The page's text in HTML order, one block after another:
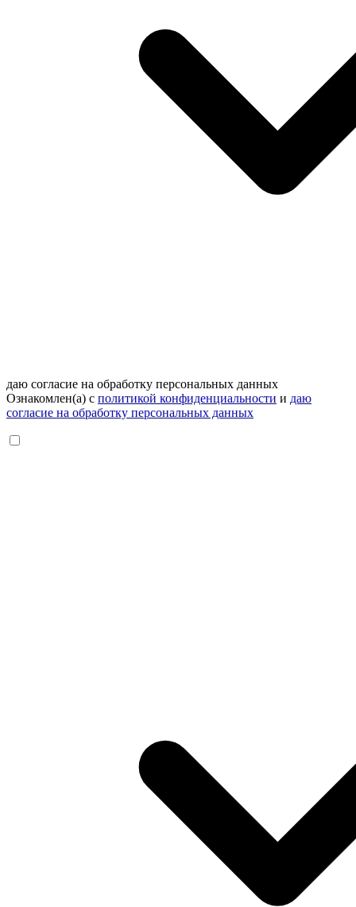
даю согласие на обработку персональных данных
Ознакомлен(а) с политикой конфиденциальности и даю
согласие на обработку персональных данных